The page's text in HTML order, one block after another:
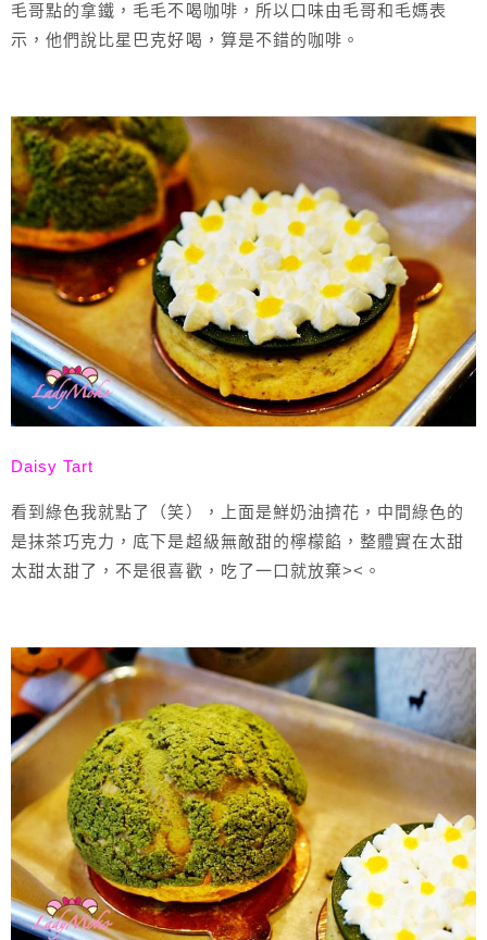
毛哥點的拿鐵，毛毛不喝咖啡，所以口味由毛哥和毛媽表
示，他們說比星巴克好喝，算是不錯的咖啡。
Daisy Tart
看到綠色我就點了（笑），上面是鮮奶油擠花，中間綠色的
是抹茶巧克力，底下是超級無敵甜的檸檬餡，整體實在太甜
太甜太甜了，不是很喜歡，吃了一口就放棄><。